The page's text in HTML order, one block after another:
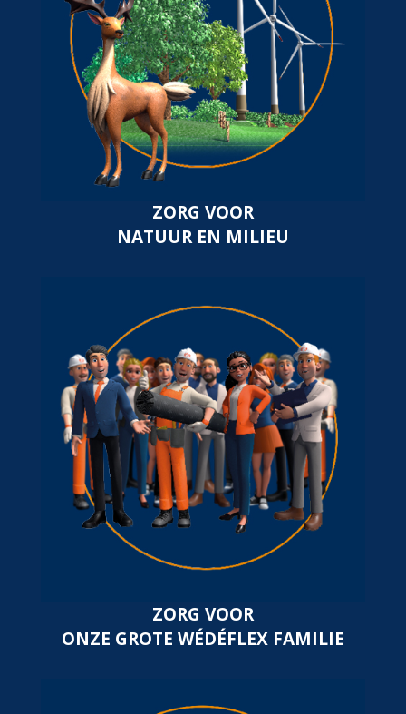
ZORG VOOR
NATUUR EN MILIEU
ZORG VOOR
ONZE GROTE WÉDÉFLEX FAMILIE